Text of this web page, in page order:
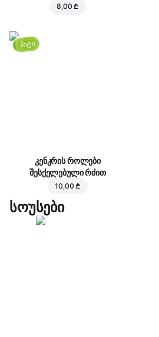
8,00 ₾
ჰიტი
კენკრის როლები
შესქელებული რძით
10,00 ₾
სოუსები